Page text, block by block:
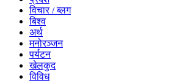
विचार / ब्लग
बिश्व
अर्थ
मनोरञ्जन
पर्यटन
खेलकुद
विविध